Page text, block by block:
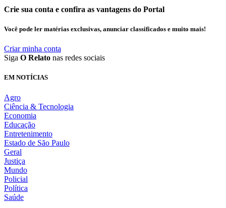
Crie sua conta e confira as vantagens do Portal
Você pode ler matérias exclusivas, anunciar classificados e muito mais!
Criar minha conta
Siga O Relato nas redes sociais
EM NOTÍCIAS
Agro
Ciência & Tecnologia
Economia
Educação
Entretenimento
Estado de São Paulo
Geral
Justiça
Mundo
Policial
Política
Saúde